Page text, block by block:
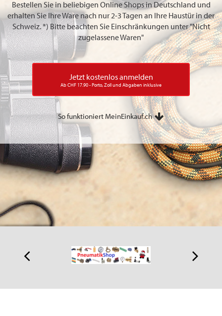
Bestellen Sie in beliebigen Online Shops in Deutschland und
erhalten Sie Ihre Ware nach nur 2-3 Tagen an Ihre Haustür in der
Schweiz. *) Bitte beachten Sie Einschränkungen unter "Nicht
zugelassene Waren"
Jetzt kostenlos anmelden
Ab CHF 17.90 - Porto, Zoll und Abgaben inklusive
So funktioniert MeinEinkauf.ch